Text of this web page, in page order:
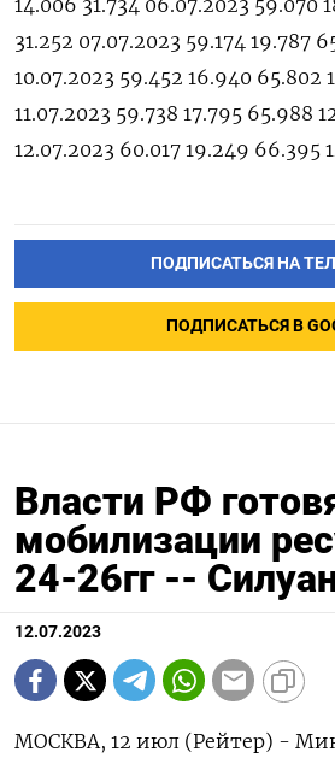
ПОДПИСАТЬСЯ НА
ПОДПИСАТЬСЯ В
Власти РФ
мобилизации
24-26гг --
12.07.2023
МОСКВА, 12 июл (Рейтер) -